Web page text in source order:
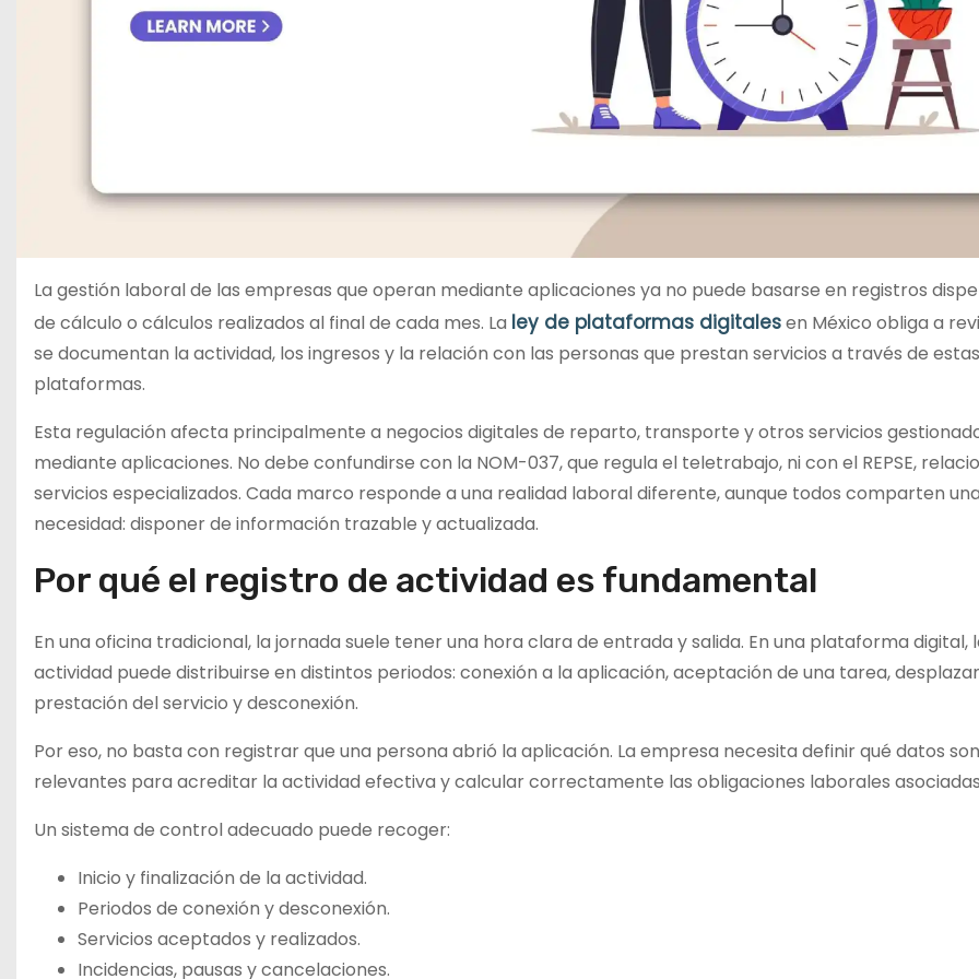
La gestión laboral de las empresas que operan mediante aplicaciones ya no puede basarse en registros
de cálculo o cálculos realizados al final de cada mes. La ley de plataformas digitalesen México obliga a
se documentan la actividad, los ingresos y la relación con las personas que prestan servicios a través de estas
plataformas.
Esta regulación afecta principalmente a negocios digitales de reparto, transporte y otros servicios
mediante aplicaciones. No debe confundirse con la NOM-037, que regula el teletrabajo, ni con el REPSE,
servicios especializados. Cada marco responde a una realidad laboral diferente, aunque todos comparten una
necesidad: disponer de información trazable y actualizada.
Por qué el registro de actividad es fundamental
En una oficina tradicional, la jornada suele tener una hora clara de entrada y salida. En una plataforma digital,
actividad puede distribuirse en distintos periodos: conexión a la aplicación, aceptación de una tarea,
prestación del servicio y desconexión.
Por eso, no basta con registrar que una persona abrió la aplicación. La empresa necesita definir qué datos son
relevantes para acreditar la actividad efectiva y calcular correctamente las obligaciones laborales
Un sistema de control adecuado puede recoger:
Inicio y finalización de la actividad.
Periodos de conexión y desconexión.
Servicios aceptados y realizados.
Incidencias, pausas y cancelaciones.